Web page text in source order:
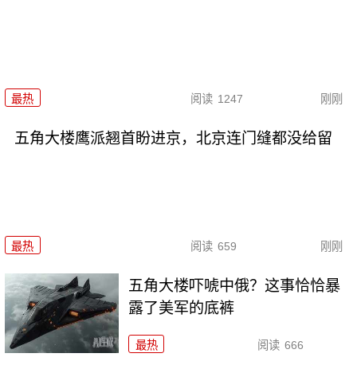
最热 阅读 1247 刚刚
五角大楼鹰派翘首盼进京，北京连门缝都没给留
最热 阅读 659 刚刚
五角大楼吓唬中俄？这事恰恰暴
露了美军的底裤
最热 阅读 666